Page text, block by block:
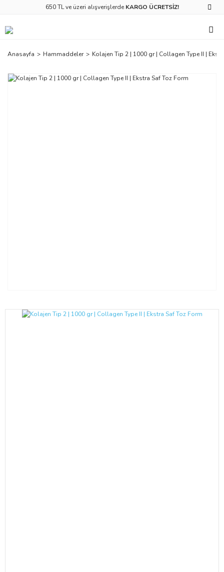
650 TL ve üzeri alışverişlerde KARGO ÜCRETSİZ!
Anasayfa Hammaddeler Kolajen Tip 2 | 1000 gr | ‎Collagen Type II |